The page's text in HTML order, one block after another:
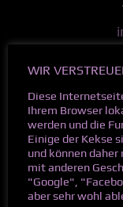
WIR
Diese
Ihrem Browser
werden und die
Einige der Kekse
und können
mit anderen
"Google",
aber sehr wohl